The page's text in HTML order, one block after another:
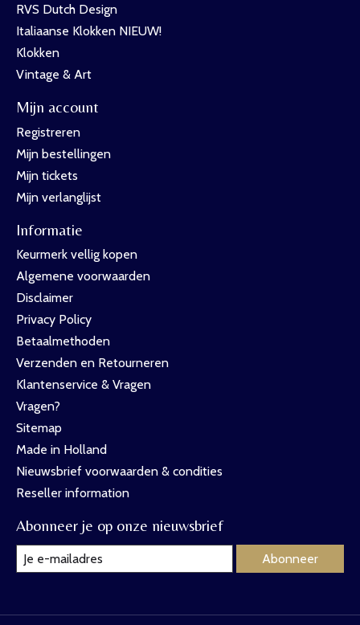
RVS Dutch Design
Italiaanse Klokken NIEUW!
Klokken
Vintage & Art
Mijn account
Registreren
Mijn bestellingen
Mijn tickets
Mijn verlanglijst
Informatie
Keurmerk vellig kopen
Algemene voorwaarden
Disclaimer
Privacy Policy
Betaalmethoden
Verzenden en Retourneren
Klantenservice & Vragen
Vragen?
Sitemap
Made in Holland
Nieuwsbrief voorwaarden & condities
Reseller information
Abonneer je op onze nieuwsbrief
Abonneer